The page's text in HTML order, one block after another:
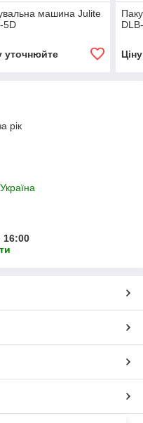
машина Julite
5D
уточнюйте
рік
16:00